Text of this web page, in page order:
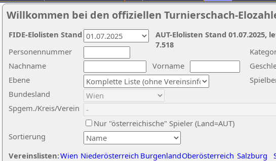
Willkommen bei den offiziellen Turnierschach-
Nachname
Vorname
Ebene
Sortierung
Personennummer
Bundesland
Spgem./Kreis/Verein
Nur "österreichische" Spieler (Land=AUT)
Vereinslisten:Wien Niederösterreich BurgenlandOberösterreich Salzburg
AUT-Elolisten Stand 01.07.2025,
7.518
FIDE-Elolisten Stand